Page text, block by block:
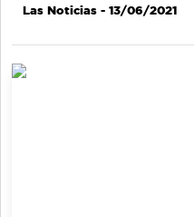
Las Noticias - 13/06/2021